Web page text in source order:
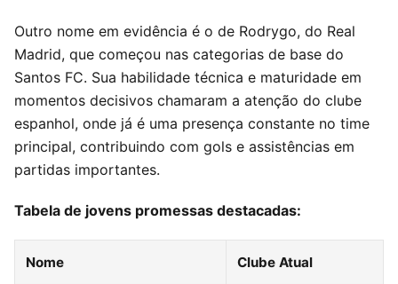
Outro nome em evidência é o de Rodrygo, do Real
Madrid, que começou nas categorias de base do
Santos FC. Sua habilidade técnica e maturidade em
momentos decisivos chamaram a atenção do clube
espanhol, onde já é uma presença constante no time
principal, contribuindo com gols e assistências em
partidas importantes.
Tabela de jovens promessas destacadas:
Nome Clube Atual